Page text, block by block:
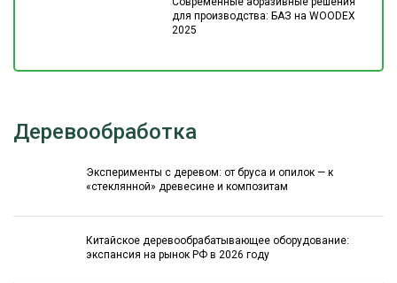
для производства: БАЗ на WOODEX
2025
Деревообработка
Эксперименты с деревом: от бруса и опилок — к
«стеклянной» древесине и композитам
Китайское деревообрабатывающее оборудование:
экспансия на рынок РФ в 2026 году